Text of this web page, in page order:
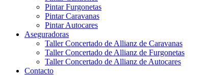
Pintar Furgonetas
Pintar Caravanas
Pintar Autocares
Aseguradoras
Taller Concertado de Allianz de Caravanas
Taller Concertado de Allianz de Furgonetas
Taller Concertado de Allianz de Autocares
Contacto